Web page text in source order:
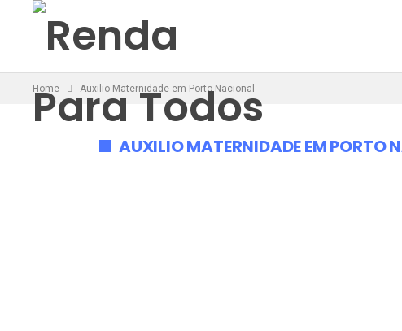
Home Auxilio Maternidade em Porto Nacional
AUXILIO MATERNIDADE EM PORTO